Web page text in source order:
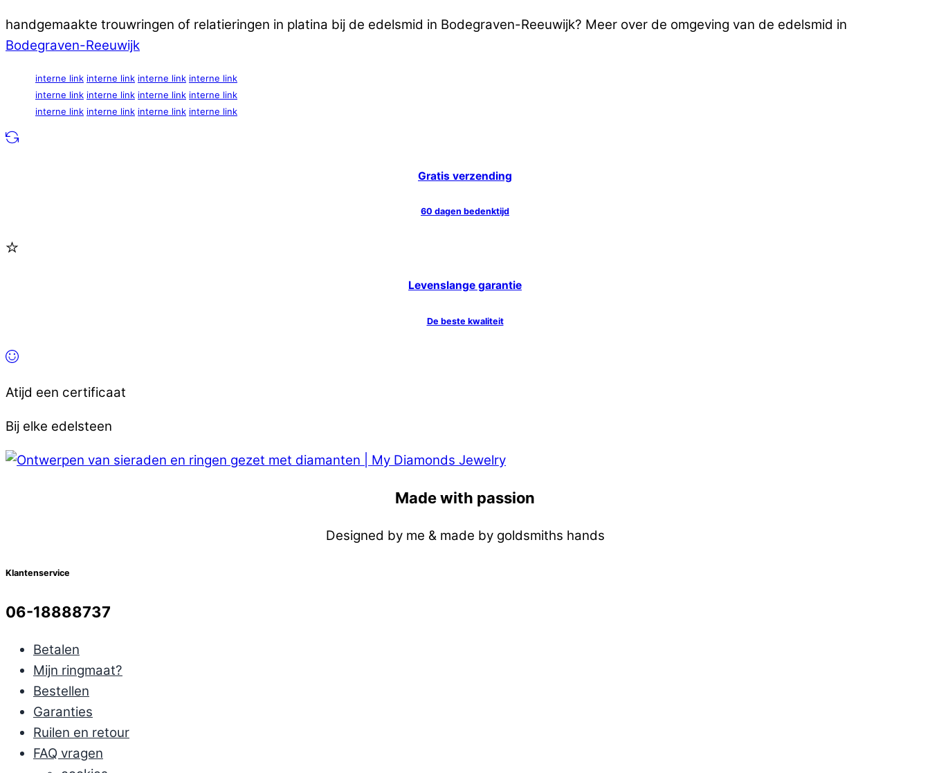
handgemaakte trouwringen of relatieringen in platina bij de edelsmid in Bodegraven-Reeuwijk? Meer over de omgeving van de edelsmid in
Bodegraven-Reeuwijk
interne link interne link interne link interne link
interne link interne link interne link interne link
interne link interne link interne link interne link
Gratis verzending
60 dagen bedenktijd
Levenslange garantie
De beste kwaliteit
Atijd een certificaat
Bij elke edelsteen
Made with passion
Designed by me & made by goldsmiths hands
Klantenservice
06-18888737
Betalen
Mijn ringmaat?
Bestellen
Garanties
Ruilen en retour
FAQ vragen